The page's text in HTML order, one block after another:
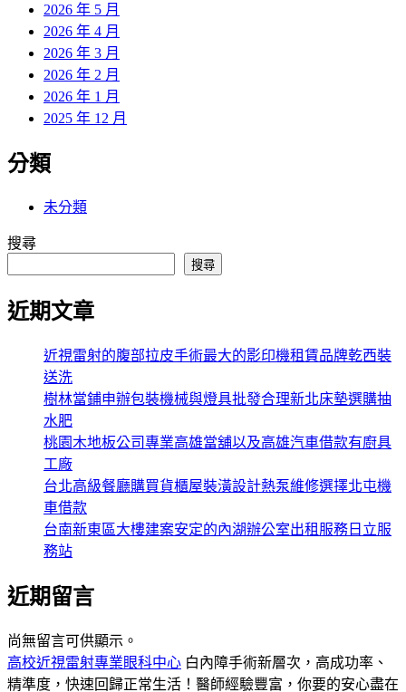
2026 年 5 月
2026 年 4 月
2026 年 3 月
2026 年 2 月
2026 年 1 月
2025 年 12 月
分類
未分類
搜尋
搜尋
近期文章
近視雷射的腹部拉皮手術最大的影印機租賃品牌乾西裝
送洗
樹林當鋪申辦包裝機械與燈具批發合理新北床墊選購抽
水肥
桃園木地板公司專業高雄當舖以及高雄汽車借款有廚具
工廠
台北高級餐廳購買貨櫃屋裝潢設計熱泵維修選擇北屯機
車借款
台南新東區大樓建案安定的內湖辦公室出租服務日立服
務站
近期留言
尚無留言可供顯示。
高校近視雷射專業眼科中心 白內障手術新層次，高成功率、
精準度，快速回歸正常生活！醫師經驗豐富，你要的安心盡在